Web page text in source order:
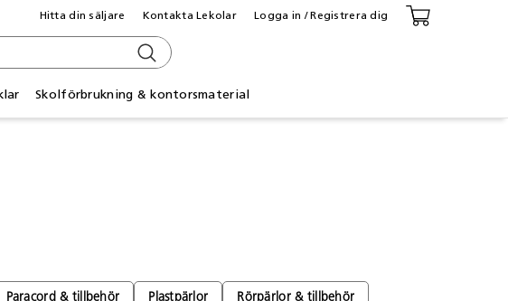
Skolförbrukning & kontorsmaterial
Hitta din säljare Kontakta Lekolar Logga in / Registrera dig
Paracord & tillbehör Plastpärlor Rörpärlor & tillbehör